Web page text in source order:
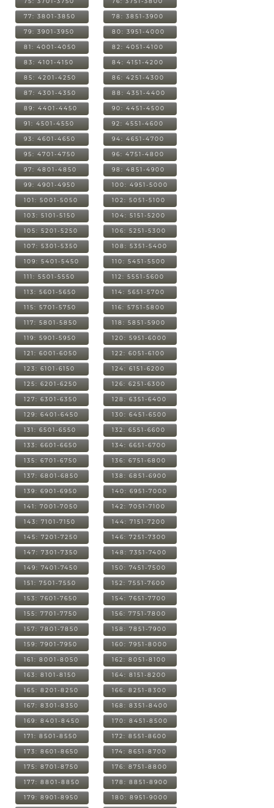
77: 3801-3850 78: 3851-3900
79: 3901-3950 80: 3951-4000
81: 4001-4050 82: 4051-4100
83: 4101-4150 84: 4151-4200
85: 4201-4250 86: 4251-4300
87: 4301-4350 88: 4351-4400
89: 4401-4450 90: 4451-4500
91: 4501-4550 92: 4551-4600
93: 4601-4650 94: 4651-4700
95: 4701-4750 96: 4751-4800
97: 4801-4850 98: 4851-4900
99: 4901-4950 100: 4951-5000
101: 5001-5050 102: 5051-5100
103: 5101-5150 104: 5151-5200
105: 5201-5250 106: 5251-5300
107: 5301-5350 108: 5351-5400
109: 5401-5450 110: 5451-5500
111: 5501-5550 112: 5551-5600
113: 5601-5650 114: 5651-5700
115: 5701-5750 116: 5751-5800
117: 5801-5850 118: 5851-5900
119: 5901-5950 120: 5951-6000
121: 6001-6050 122: 6051-6100
123: 6101-6150 124: 6151-6200
125: 6201-6250 126: 6251-6300
127: 6301-6350 128: 6351-6400
129: 6401-6450 130: 6451-6500
131: 6501-6550 132: 6551-6600
133: 6601-6650 134: 6651-6700
135: 6701-6750 136: 6751-6800
137: 6801-6850 138: 6851-6900
139: 6901-6950 140: 6951-7000
141: 7001-7050 142: 7051-7100
143: 7101-7150 144: 7151-7200
145: 7201-7250 146: 7251-7300
147: 7301-7350 148: 7351-7400
149: 7401-7450 150: 7451-7500
151: 7501-7550 152: 7551-7600
153: 7601-7650 154: 7651-7700
155: 7701-7750 156: 7751-7800
157: 7801-7850 158: 7851-7900
159: 7901-7950 160: 7951-8000
161: 8001-8050 162: 8051-8100
163: 8101-8150 164: 8151-8200
165: 8201-8250 166: 8251-8300
167: 8301-8350 168: 8351-8400
169: 8401-8450 170: 8451-8500
171: 8501-8550 172: 8551-8600
173: 8601-8650 174: 8651-8700
175: 8701-8750 176: 8751-8800
177: 8801-8850 178: 8851-8900
179: 8901-8950 180: 8951-9000